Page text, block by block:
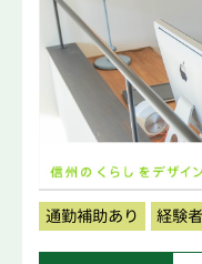
通勤補助あり 経験